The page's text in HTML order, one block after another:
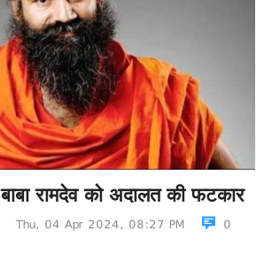
बाबा रामदेव को अदालत की फटकार
Thu, 04 Apr 2024, 08:27 PM 0